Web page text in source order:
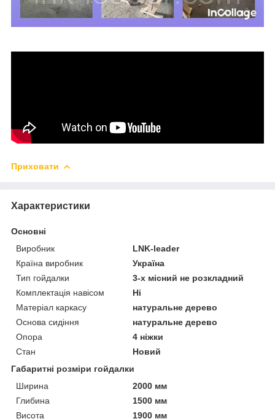
Приховати
Характеристики
Основні
Виробник
LNK-leader
Країна виробник
Україна
Тип гойдалки
3-х місний не розкладний
Комплектація навісом
Ні
Матеріал каркасу
натуральне дерево
Основа сидіння
натуральне дерево
Опора
4 ніжки
Стан
Новий
Габаритні розміри гойдалки
Ширина
2000 мм
Глибина
1500 мм
Висота
1900 мм